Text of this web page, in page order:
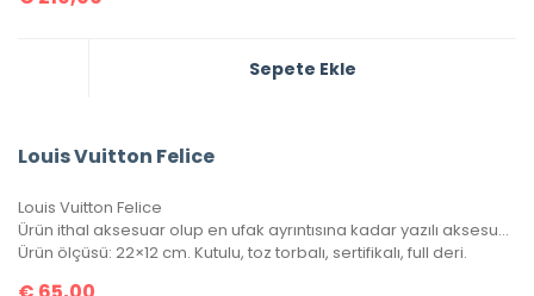
Sepete Ekle
Louis Vuitton Felice
Louis Vuitton Felice
Ürün ithal aksesuar olup en ufak ayrıntısına kadar yazılı aksesuar takımına sahip. 1 adet bozuk para/kağıt para cüzdanı, 1 adet kartlık portatif içinde mevcuttur.
Ürün ölçüsü: 22×12 cm. Kutulu, toz torbalı, sertifikalı, full deri.